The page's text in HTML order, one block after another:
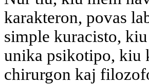
karakteron, povas
simple kuracisto,
unika psikotipo, kiu
chirurgon kaj